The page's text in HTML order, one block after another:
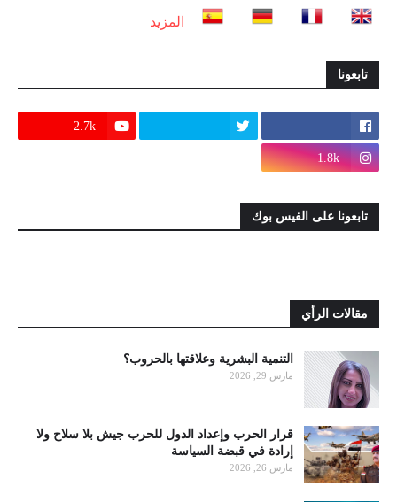
المزيد
تابعونا
2.7k
1.8k
تابعونا على الفيس بوك
مقالات الرأي
التنمية البشرية وعلاقتها بالحروب؟
مارس 29, 2026
قرار الحرب وإعداد الدول للحرب جيش بلا سلاح ولا
إرادة في قبضة السياسة
مارس 26, 2026